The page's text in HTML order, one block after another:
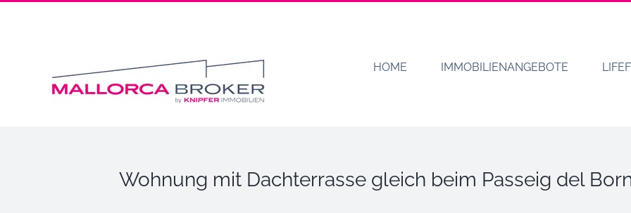
HOME IMMOBILIENANGEBOTE
Wohnung mit Dachterrasse gleich beim Passeig del